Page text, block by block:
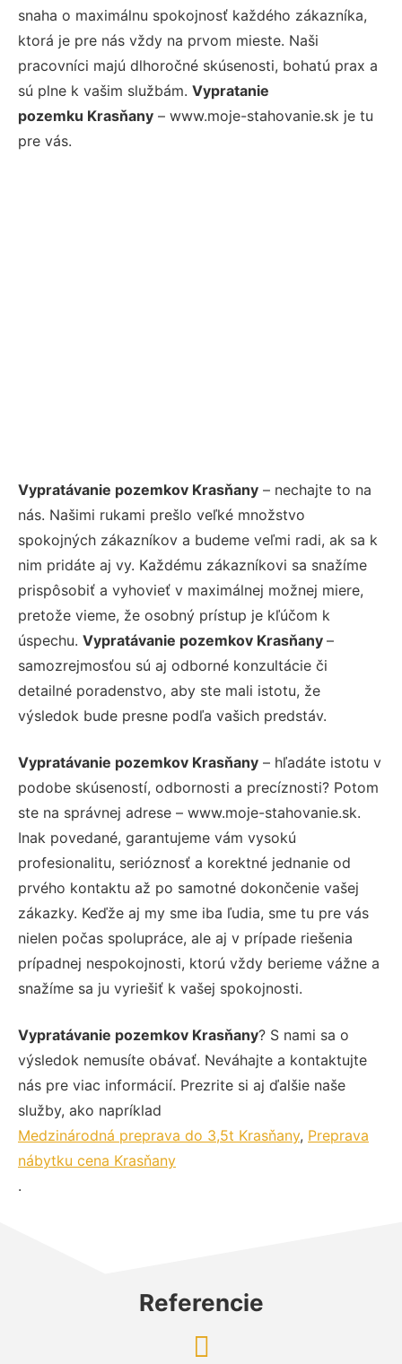
snaha o maximálnu spokojnosť každého zákazníka,
ktorá je pre nás vždy na prvom mieste. Naši
pracovníci majú dlhoročné skúsenosti, bohatú prax a
sú plne k vašim službám. Vypratanie
pozemku Krasňany – www.moje-stahovanie.sk je tu
pre vás.
Vypratávanie pozemkov Krasňany – nechajte to na
nás. Našimi rukami prešlo veľké množstvo
spokojných zákazníkov a budeme veľmi radi, ak sa k
nim pridáte aj vy. Každému zákazníkovi sa snažíme
prispôsobiť a vyhovieť v maximálnej možnej miere,
pretože vieme, že osobný prístup je kľúčom k
úspechu. Vypratávanie pozemkov Krasňany –
samozrejmosťou sú aj odborné konzultácie či
detailné poradenstvo, aby ste mali istotu, že
výsledok bude presne podľa vašich predstáv.
Vypratávanie pozemkov Krasňany – hľadáte istotu v
podobe skúseností, odbornosti a precíznosti? Potom
ste na správnej adrese – www.moje-stahovanie.sk.
Inak povedané, garantujeme vám vysokú
profesionalitu, serióznosť a korektné jednanie od
prvého kontaktu až po samotné dokončenie vašej
zákazky. Keďže aj my sme iba ľudia, sme tu pre vás
nielen počas spolupráce, ale aj v prípade riešenia
prípadnej nespokojnosti, ktorú vždy berieme vážne a
snažíme sa ju vyriešiť k vašej spokojnosti.
Vypratávanie pozemkov Krasňany? S nami sa o
výsledok nemusíte obávať. Neváhajte a kontaktujte
nás pre viac informácií. Prezrite si aj ďalšie naše
služby, ako napríklad
Medzinárodná preprava do 3,5t Krasňany, Preprava
nábytku cena Krasňany
.
Referencie